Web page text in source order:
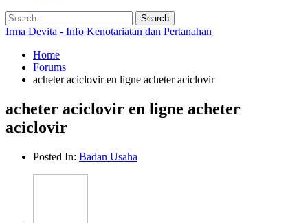
Irma Devita - Info Kenotariatan dan Pertanahan
Home
Forums
acheter aciclovir en ligne acheter aciclovir
acheter aciclovir en ligne acheter
aciclovir
Posted In: Badan Usaha